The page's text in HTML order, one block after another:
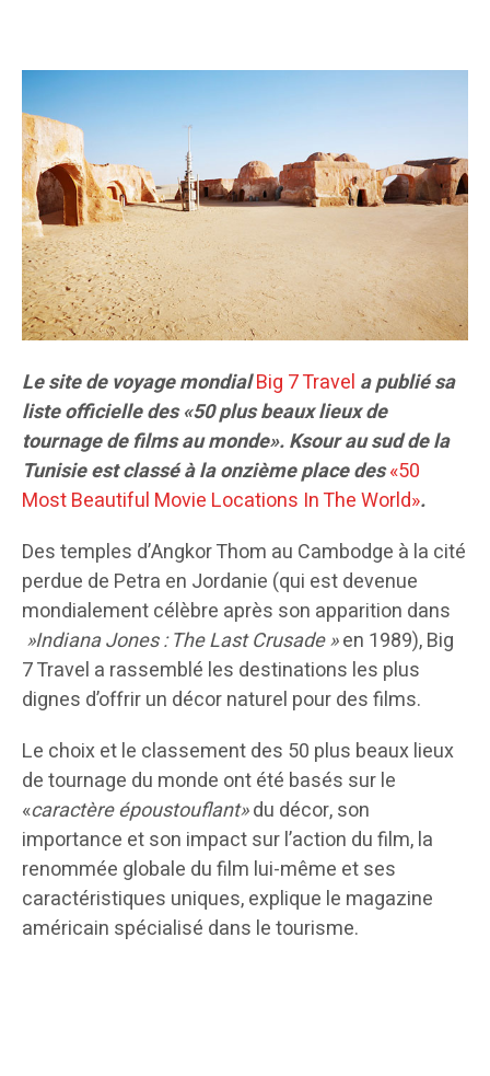
Le site de voyage mondialBig 7 Travel a publié sa
liste officielle des «50 plus beaux lieux de
tournage de films au monde». Ksour au sud de la
Tunisie est classé à la onzième place des«50
Most Beautiful Movie Locations In The World».
Des temples d’Angkor Thom au Cambodge à la cité
perdue de Petra en Jordanie (qui est devenue
mondialement célèbre après son apparition dans
»Indiana Jones : The Last Crusade »en 1989), Big
7 Travel a rassemblé les destinations les plus
dignes d’offrir un décor naturel pour des films.
Le choix et le classement des 50 plus beaux lieux
de tournage du monde ont été basés sur le
«caractère époustouflant»du décor, son
importance et son impact sur l’action du film, la
renommée globale du film lui-même et ses
caractéristiques uniques, explique le magazine
américain spécialisé dans le tourisme.